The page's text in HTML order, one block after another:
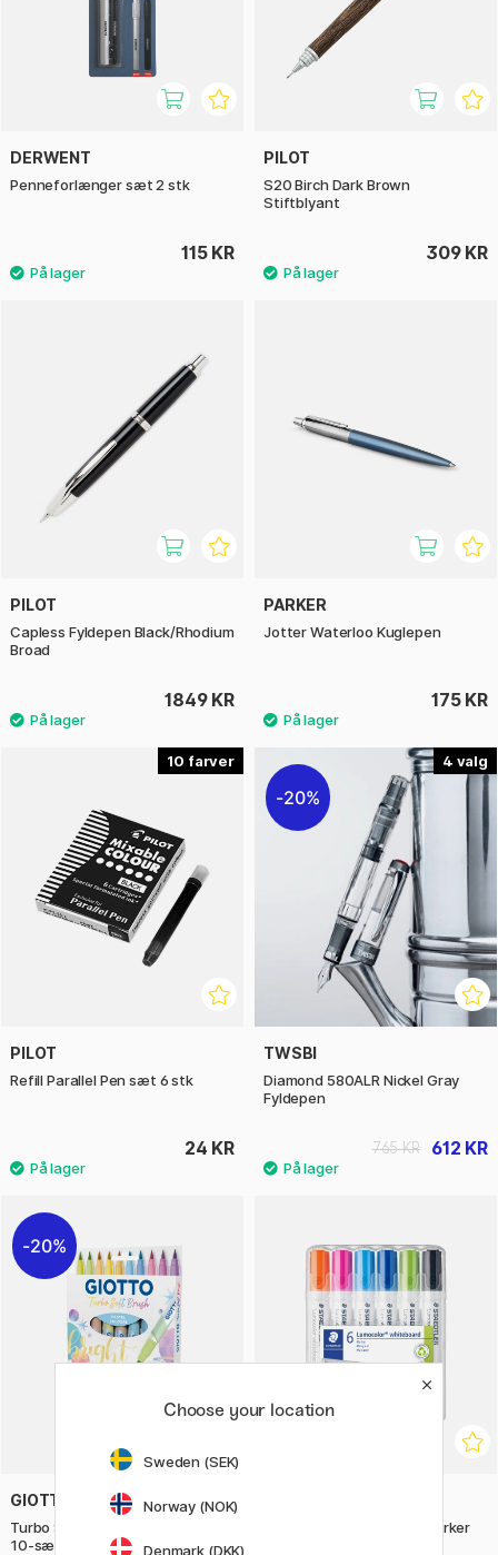
DERWENT
Penneforlænger sæt 2 stk
115 KR
PILOT
S20 Birch Dark Brown
Stiftblyant
309 KR
PILOT
Capless Fyldepen Black/Rhodium
Broad
1849 KR
PARKER
Jotter Waterloo Kuglepen
175 KR
10
PILOT
Refill Parallel Pen sæt 6 stk
24 KR
4
20%
TWSBI
Diamond 580ALR Nickel Gray
Fyldepen
612 KR
765 KR
20%
GIOTTO
Turbo Soft Penselpenne Pastel
10-sæt
Lumocolor Whiteboard marker
Choose your location
Sweden (SEK)
Norway (NOK)
Denmark (DKK)